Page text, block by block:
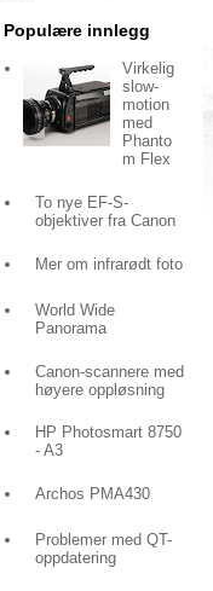
Populære innlegg
Virkelig
slow-
motion
med
Phanto
m Flex
To nye EF-S-
objektiver fra Canon
Mer om infrarødt foto
World Wide
Panorama
Canon-scannere med
høyere oppløsning
HP Photosmart 8750
- A3
Archos PMA430
Problemer med QT-
oppdatering